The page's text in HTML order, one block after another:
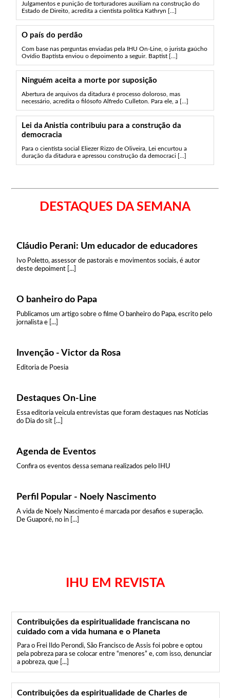
Julgamentos e punição de torturadores auxiliam na construção do
Estado de Direito, acredita a cientista política Kathryn [...]
O país do perdão
Com base nas perguntas enviadas pela IHU On-Line, o jurista gaúcho
Ovídio Baptista enviou o depoimento a seguir. Baptist [...]
Ninguém aceita a morte por suposição
Abertura de arquivos da ditadura é processo doloroso, mas
necessário, acredita o filósofo Alfredo Culleton. Para ele, a [...]
Lei da Anistia contribuiu para a construção da
democracia
Para o cientista social Eliezer Rizzo de Oliveira, Lei encurtou a
duração da ditadura e apressou construção da democraci [...]
DESTAQUES DA SEMANA
Cláudio Perani: Um educador de educadores
Ivo Poletto, assessor de pastorais e movimentos sociais, é autor
deste depoiment [...]
O banheiro do Papa
Publicamos um artigo sobre o filme O banheiro do Papa, escrito pelo
jornalista e [...]
Invenção - Victor da Rosa
Editoria de Poesia
Destaques On-Line
Essa editoria veicula entrevistas que foram destaques nas Notícias
do Dia do sít [...]
Agenda de Eventos
Confira os eventos dessa semana realizados pelo IHU
Perfil Popular - Noely Nascimento
A vida de Noely Nascimento é marcada por desafios e superação.
De Guaporé, no in [...]
IHU EM REVISTA
Contribuições da espiritualidade franciscana no
cuidado com a vida humana e o Planeta
Para o Frei Ildo Perondi, São Francisco de Assis foi pobre e optou
pela pobreza para se colocar entre “menores” e, com isso, denunciar
a pobreza, que [...]
Contribuições da espiritualidade de Charles de